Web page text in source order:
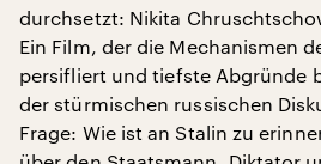
durchsetzt: Nikita
Ein Film, der die Mechanismen
persifliert und tiefste Abgründe
der stürmischen russischen
Frage: Wie ist an Stalin zu